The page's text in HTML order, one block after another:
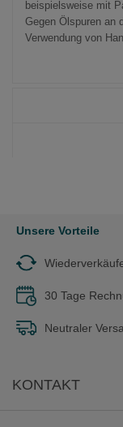
beispielsweise mit
Gegen Ölspuren an
Verwendung von
Unsere Vorteile
30 Tage
Neutraler
KONTAKT